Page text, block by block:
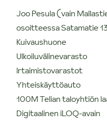
Joo Pesula (vain
osoitteessa Satamatie
Kuivaushuone
Ulkoiluvälinevarasto
Irtaimistovarastot
Yhteiskäyttöauto
100M Telian taloyhtiön
Digitaalinen iLOQ-avain